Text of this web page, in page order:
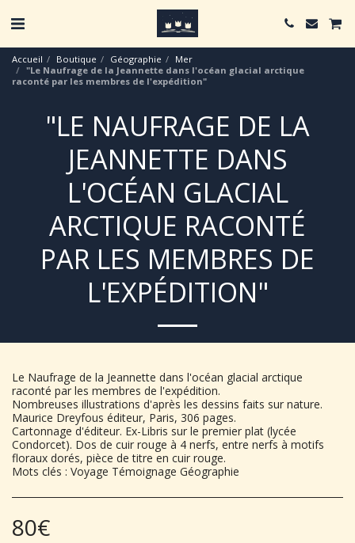
Accueil Boutique Géographie
Mer
"Le Naufrage de la Jeannette dans l'océan glacial arctique
raconté par les membres de l'expédition"
"LE NAUFRAGE DE LA
JEANNETTE DANS
L'OCÉAN GLACIAL
ARCTIQUE RACONTÉ
PAR LES MEMBRES DE
L'EXPÉDITION"
Le Naufrage de la Jeannette dans l'océan glacial arctique
raconté par les membres de l'expédition.
Nombreuses illustrations d'après les dessins faits sur nature.
Maurice Dreyfous éditeur, Paris, 306 pages.
Cartonnage d'éditeur. Ex-Libris sur le premier plat (lycée
Condorcet). Dos de cuir rouge à 4 nerfs, entre nerfs à motifs
floraux dorés, pièce de titre en cuir rouge.
Mots clés : Voyage Témoignage Géographie
80€